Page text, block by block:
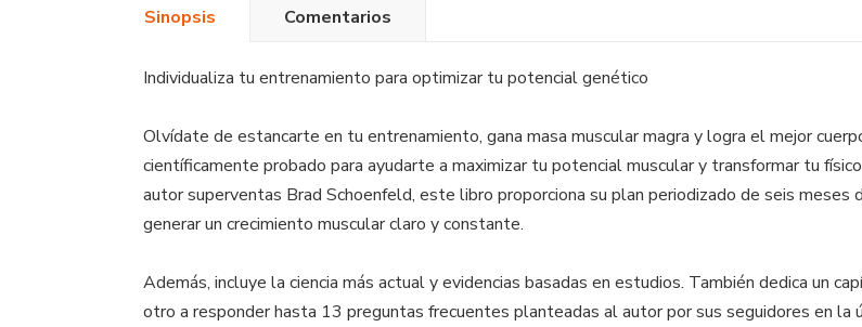
Sinopsis Comentarios
Individualiza tu entrenamiento para optimizar tu potencial genético
Olvídate de estancarte en tu entrenamiento, gana masa muscular magra y logra el mejor
científicamente probado para ayudarte a maximizar tu potencial muscular y transformar tu
autor superventas Brad Schoenfeld, este libro proporciona su plan periodizado de seis meses
generar un crecimiento muscular claro y constante.
Además, incluye la ciencia más actual y evidencias basadas en estudios. También dedica un
otro a responder hasta 13 preguntas frecuentes planteadas al autor por sus seguidores en la